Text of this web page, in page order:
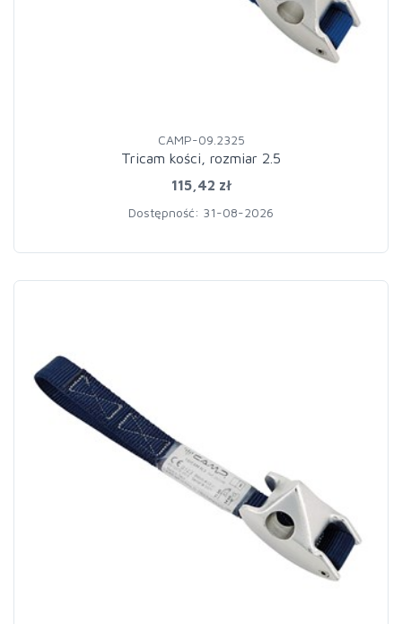
CAMP-09.2325
Tricam kości, rozmiar 2.5
115,42 zł
Dostępność: 31-08-2026